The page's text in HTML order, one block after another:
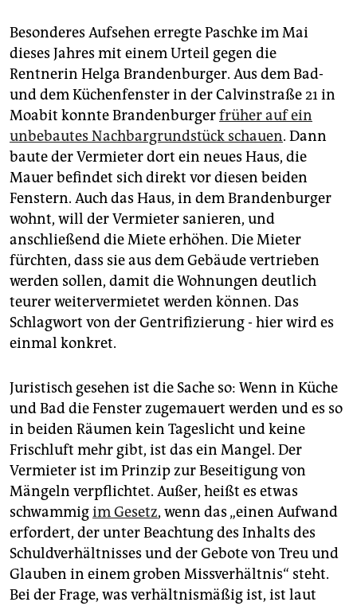
Besonderes Aufsehen erregte Paschke im Mai
dieses Jahres mit einem Urteil gegen die
Rentnerin Helga Brandenburger. Aus dem Bad-
und dem Küchenfenster in der Calvinstraße 21 in
Moabit konnte Brandenburgerfrüher auf ein
unbebautes Nachbargrundstück schauen. Dann
baute der Vermieter dort ein neues Haus, die
Mauer befindet sich direkt vor diesen beiden
Fenstern. Auch das Haus, in dem Brandenburger
wohnt, will der Vermieter sanieren, und
anschließend die Miete erhöhen. Die Mieter
fürchten, dass sie aus dem Gebäude vertrieben
werden sollen, damit die Wohnungen deutlich
teurer weitervermietet werden können. Das
Schlagwort von der Gentrifizierung - hier wird es
einmal konkret.
Juristisch gesehen ist die Sache so: Wenn in Küche
und Bad die Fenster zugemauert werden und es so
in beiden Räumen kein Tageslicht und keine
Frischluft mehr gibt, ist das ein Mangel. Der
Vermieter ist im Prinzip zur Beseitigung von
Mängeln verpflichtet. Außer, heißt es etwas
schwammigim Gesetz, wenn das „einen Aufwand
erfordert, der unter Beachtung des Inhalts des
Schuldverhältnisses und der Gebote von Treu und
Glauben in einem groben Missverhältnis“ steht.
Bei der Frage, was verhältnismäßig ist, ist laut